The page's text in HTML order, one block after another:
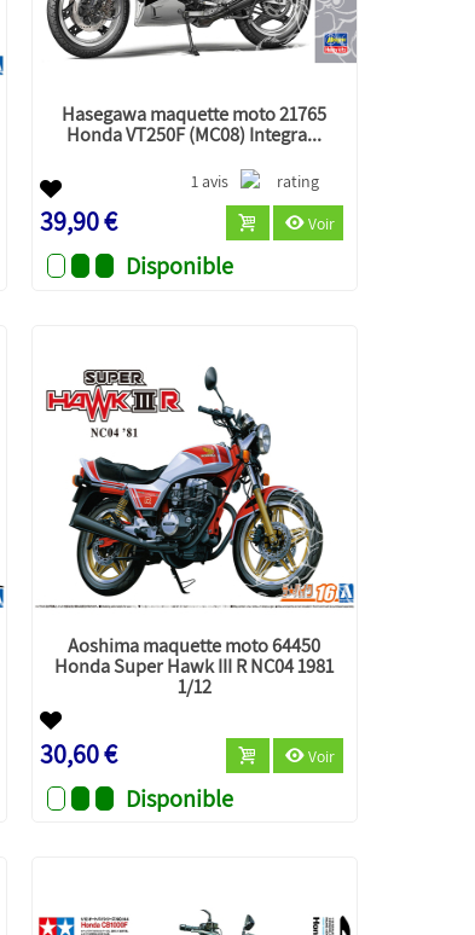
Hasegawa maquette moto 21765
Honda VT250F (MC08) Integra...
1 avis
39,90 € Voir
Disponible
Aoshima maquette moto 64450
Honda Super Hawk III R NC04 1981
1/12
30,60 € Voir
Disponible